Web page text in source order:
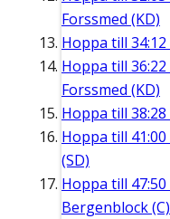
Forssmed (KD)
Hoppa till 34:12
Hoppa till 36:22
Forssmed (KD)
Hoppa till 38:28
Hoppa till 41:00
(SD)
Hoppa till 47:50
Bergenblock (C)